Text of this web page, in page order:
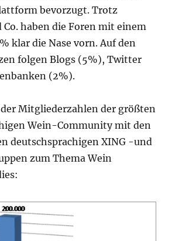
bevorzugt.Trotz
Co. haben die Foren mit einem
klar die Nase vorn.Auf den
folgen Blogs (5%), Twitter
(2%).
Mitgliederzahlen der größten
Wein-Community mit den
deutschsprachigen XING -und
zum Thema Wein